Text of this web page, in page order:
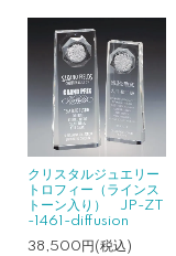
クリスタルジュエリー
トロフィー（ラインス
トーン入り） JP-ZT
-1461-diffusion
38,500円(税込)